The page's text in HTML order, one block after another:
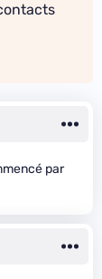
par